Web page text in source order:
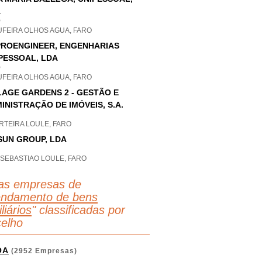
OLHOS AGUA, FARO
ENGENHARIAS
LDA
OLHOS AGUA, FARO
GARDENS 2 - GESTÃO E
DE IMÓVEIS, S.A.
LOULE, FARO
GROUP, LDA
LOULE, FARO
empresas de
de bens
" classificadas por
(2952 Empresas)